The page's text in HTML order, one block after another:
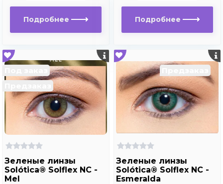
Подробнее Подробнее
Зеленые линзы
Solótica® Solflex NC -
Mel
Зеленые линзы
Solótica® Solflex NC -
Esmeralda